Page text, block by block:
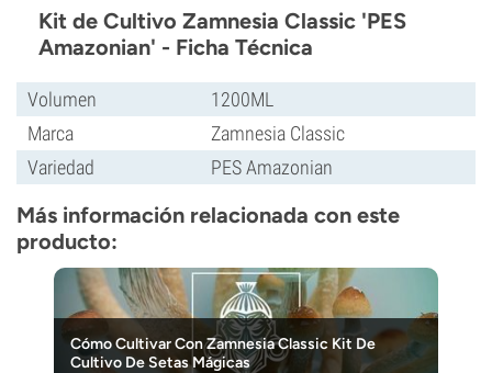
Kit de Cultivo Zamnesia Classic 'PES
Amazonian' - Ficha Técnica
Volumen
1200ML
Marca
Zamnesia Classic
Variedad
PES Amazonian
Más información relacionada con este
producto:
Cómo Cultivar Con Zamnesia Classic Kit De
Cultivo De Setas Mágicas